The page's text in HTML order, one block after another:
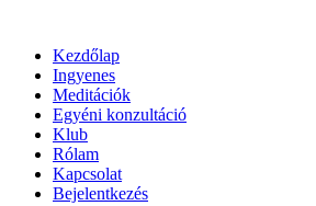
tartalomhoz
Kezdőlap
Ingyenes
Meditációk
Egyéni konzultáció
Klub
Rólam
Kapcsolat
Bejelentkezés